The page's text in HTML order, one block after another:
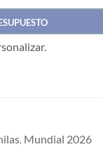
, Mundial 2026